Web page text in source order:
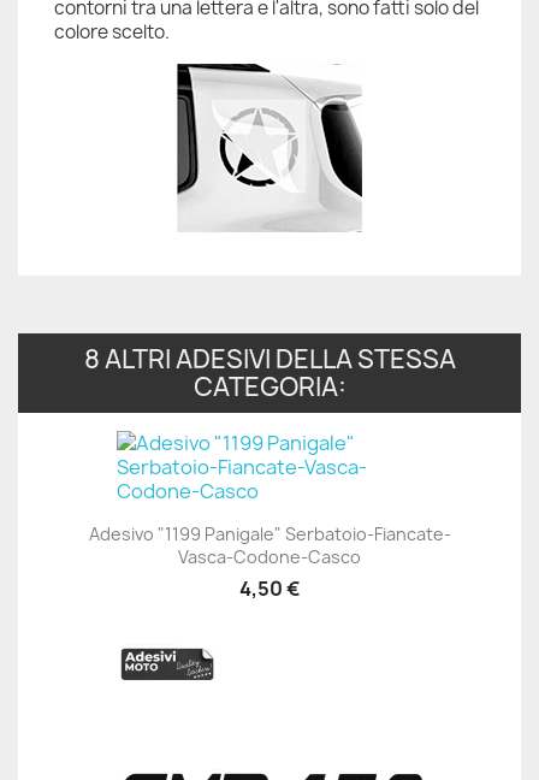
contorni tra una lettera e l'altra, sono fatti solo del
colore scelto.
8 ALTRI ADESIVI DELLA STESSA
CATEGORIA:
Adesivo "1199 Panigale" Serbatoio-Fiancate-
Vasca-Codone-Casco
4,50 €